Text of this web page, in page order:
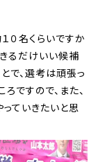
０名くらいですか
るだけいい候補
で、選考は頑張っ
ですので、また、
ていきたいと思